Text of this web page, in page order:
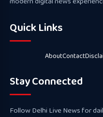
Quick Links
AboutContact
Stay Connected
Follow Delhi Live News for